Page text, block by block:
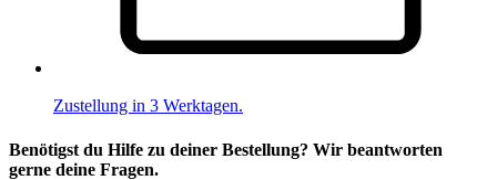
Zustellung in 3 Werktagen.
Benötigst du Hilfe zu deiner Bestellung? Wir beantworten
gerne deine Fragen.